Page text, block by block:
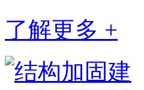
了解更多 +